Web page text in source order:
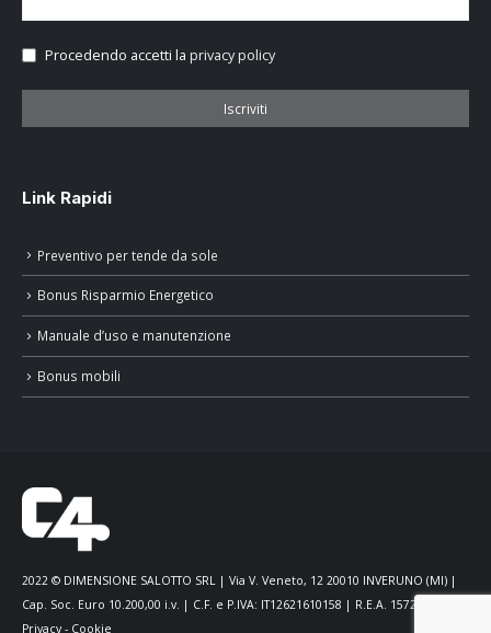
Procedendo accetti la privacy policy
Link Rapidi
Preventivo per tende da sole
Bonus Risparmio Energetico
Manuale d’uso e manutenzione
Bonus mobili
2022 © DIMENSIONE SALOTTO SRL | Via V. Veneto, 12 20010 INVERUNO (MI) |
Cap. Soc. Euro 10.200,00 i.v. | C.F. e P.IVA: IT12621610158 | R.E.A. 1572545 |
Privacy - Cookie